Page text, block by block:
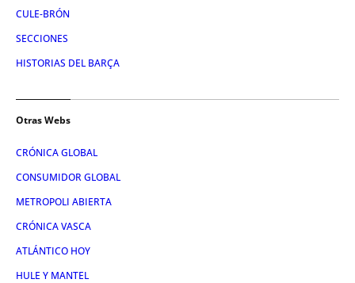
CULE-BRÓN
SECCIONES
HISTORIAS DEL BARÇA
Otras Webs
CRÓNICA GLOBAL
CONSUMIDOR GLOBAL
METROPOLI ABIERTA
CRÓNICA VASCA
ATLÁNTICO HOY
HULE Y MANTEL